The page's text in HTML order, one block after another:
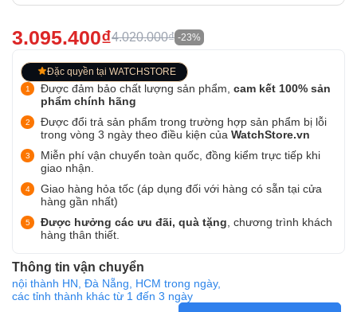
3.095.400₫4.020.000₫ -23%
Đặc quyền tại WATCHSTORE
Được đảm bảo chất lượng sản phẩm, cam kết 100% sản
phẩm chính hãng
Được đổi trả sản phẩm trong trường hợp sản phẩm bị lỗi
trong vòng 3 ngày theo điều kiện của WatchStore.vn
Miễn phí vận chuyển toàn quốc, đồng kiểm trực tiếp khi
giao nhận.
Giao hàng hỏa tốc (áp dụng đối với hàng có sẵn tại cửa
hàng gần nhất)
Được hưởng các ưu đãi, quà tặng , chương trình khách
hàng thân thiết.
Thông tin vận chuyển
nội thành HN, Đà Nẵng, HCM trong ngày,
các tỉnh thành khác từ 1 đến 3 ngày